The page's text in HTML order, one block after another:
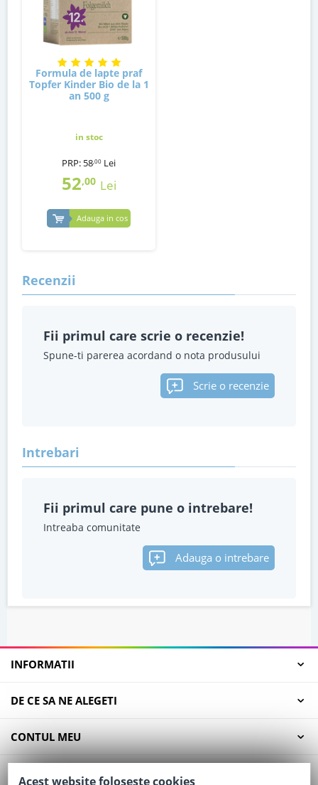
Formula de lapte praf
Topfer Kinder Bio de la 1
an 500 g
in stoc
PRP: 58,00 Lei
52,00 Lei
Adauga in cos
Recenzii
Fii primul care scrie o recenzie!
Spune-ti parerea acordand o nota produsului
Scrie o recenzie
Intrebari
Fii primul care pune o intrebare!
Intreaba comunitate
Adauga o intrebare
INFORMATII
DE CE SA NE ALEGETI
CONTUL MEU
SERVICII CLIENTI
Acest website foloseste cookies